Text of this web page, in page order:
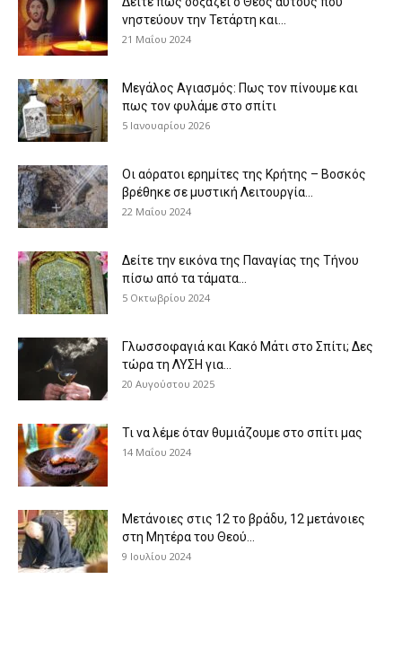
νηστεύουν την Τετάρτη και...
21 Μαΐου 2024
Μεγάλος Αγιασμός: Πως τον πίνουμε και
πως τον φυλάμε στο σπίτι
5 Ιανουαρίου 2026
Οι αόρατοι ερημίτες της Κρήτης – Βοσκός
βρέθηκε σε μυστική Λειτουργία...
22 Μαΐου 2024
Δείτε την εικόνα της Παναγίας της Τήνου
πίσω από τα τάματα...
5 Οκτωβρίου 2024
Γλωσσοφαγιά και Κακό Μάτι στο Σπίτι; Δες
τώρα τη ΛΥΣΗ για...
20 Αυγούστου 2025
Τι να λέμε όταν θυμιάζουμε στο σπίτι μας
14 Μαΐου 2024
Μετάνοιες στις 12 το βράδυ, 12 μετάνοιες
στη Μητέρα του Θεού...
9 Ιουλίου 2024